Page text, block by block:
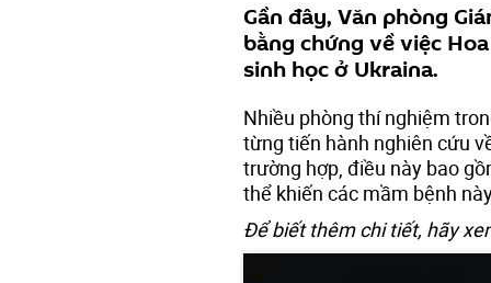
Gần đây, Văn phòng
bằng chứng về việc
sinh học ở Ukraina.
Nhiều phòng thí nghiệm
từng tiến hành nghiên cứu
trường hợp, điều này bao
thể khiến các mầm bệnh
Để biết thêm chi tiết, hãy